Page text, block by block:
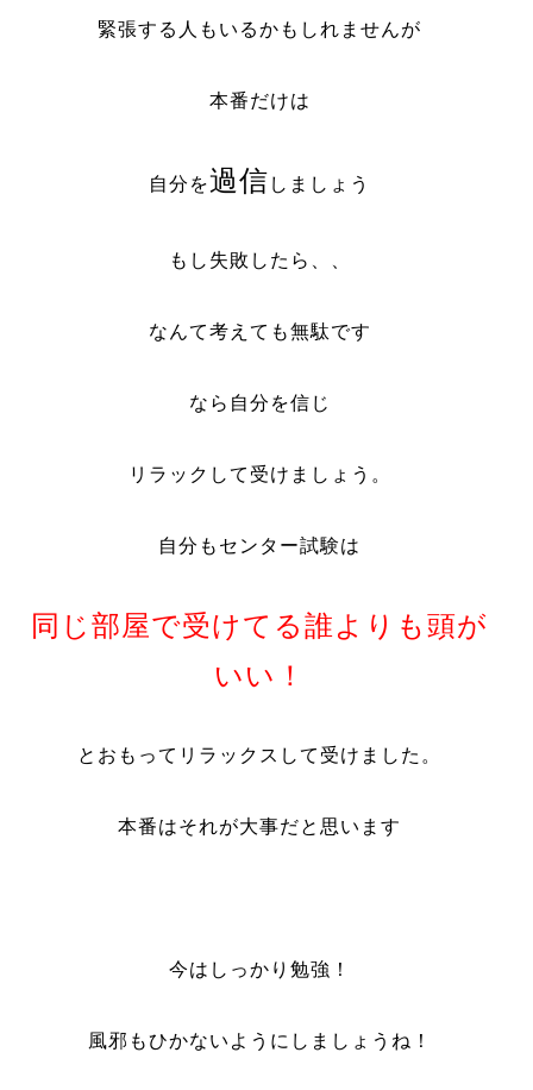
緊張する人もいるかもしれませんが
本番だけは
自分を過信 しましょう
もし失敗したら、、
なんて考えても無駄です
なら自分を信じ
リラックして受けましょう。
自分もセンター試験は
同じ部屋で受けてる誰よりも頭が
いい！
とおもってリラックスして受けました。
本番はそれが大事だと思います
今はしっかり勉強！
風邪もひかないようにしましょうね！